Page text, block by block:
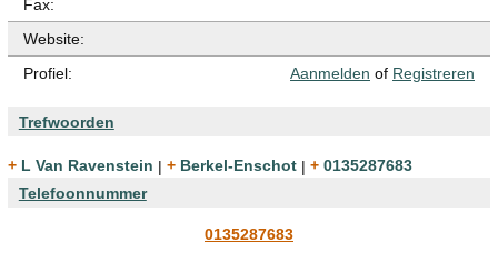
Fax:
Website:
Profiel:
Aanmelden of Registreren
Trefwoorden
+ L Van Ravenstein | + Berkel-Enschot |
+ 0135287683
Telefoonnummer
0135287683